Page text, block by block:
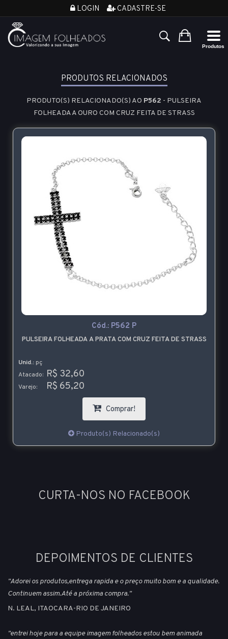
LOGIN CADASTRE-SE
PRODUTOS RELACIONADOS
PRODUTO(S) RELACIONADO(S) AO P562 - PULSEIRA
FOLHEADA A OURO COM CRUZ FEITA DE STRASS
Cód.: P562 P
PULSEIRA FOLHEADA A PRATA COM CRUZ FEITA DE STRASS
Unid.: pç
Atacado: R$ 32,60
Varejo: R$ 65,20
Comprar!
Produto(s) Relacionado(s)
CURTA-NOS NO FACEBOOK
DEPOIMENTOS DE CLIENTES
"Adorei os produtos,entrega rapida e o preço muito bom e a qualidade.
Continuem assim.Até a próxima compra."
N. LEAL, ITAOCARA-RIO DE JANEIRO
"entrei hoje para a equipe imagem folheados estou bem animada